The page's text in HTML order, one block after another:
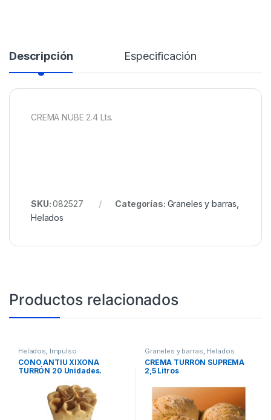
Descripción Especificación
CREMA NUBE 2.4 Lts.
SKU:082527 Categorías: Graneles y barras
Helados
Productos relacionados
Helados, Impulso
CONO ANTIU XIXONA
TURRÓN 20 Unidades.
Graneles y barras, Helados
CREMA TURRÓN SUPREMA
2,5 Litros